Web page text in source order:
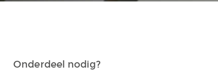
Onderdeel nodig?